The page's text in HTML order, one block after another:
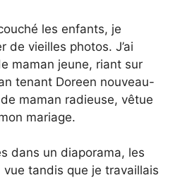
les enfants, je
de vieilles photos. J’ai
maman jeune, riant sur
tenant Doreen nouveau-
maman radieuse, vêtue
mariage.
dans un diaporama, les
tandis que je travaillais